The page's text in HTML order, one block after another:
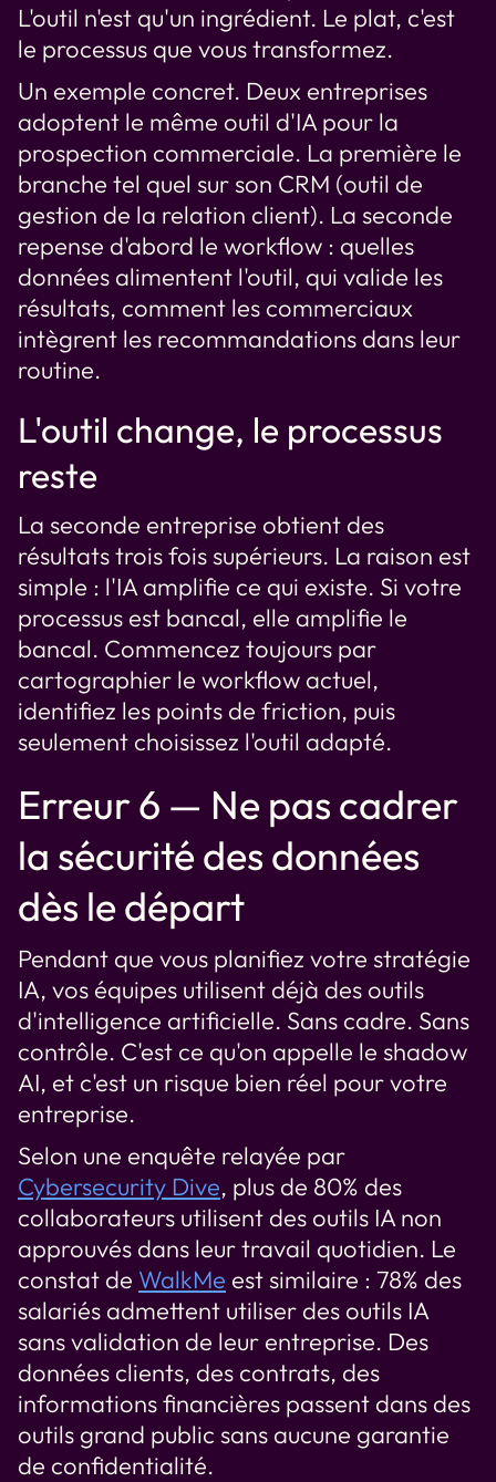
L'outil n'est qu'un ingrédient. Le plat, c'est
le processus que vous transformez.
Un exemple concret. Deux entreprises
adoptent le même outil d'IA pour la
prospection commerciale. La première le
branche tel quel sur son CRM (outil de
gestion de la relation client). La seconde
repense d'abord le workflow : quelles
données alimentent l'outil, qui valide les
résultats, comment les commerciaux
intègrent les recommandations dans leur
routine.
L'outil change, le processus
reste
La seconde entreprise obtient des
résultats trois fois supérieurs. La raison est
simple : l'IA amplifie ce qui existe. Si votre
processus est bancal, elle amplifie le
bancal. Commencez toujours par
cartographier le workflow actuel,
identifiez les points de friction, puis
seulement choisissez l'outil adapté.
Erreur 6 — Ne pas cadrer
la sécurité des données
dès le départ
Pendant que vous planifiez votre stratégie
IA, vos équipes utilisent déjà des outils
d'intelligence artificielle. Sans cadre. Sans
contrôle. C'est ce qu'on appelle le shadow
AI, et c'est un risque bien réel pour votre
entreprise.
Selon une enquête relayée par
Cybersecurity Dive, plus de 80% des
collaborateurs utilisent des outils IA non
approuvés dans leur travail quotidien. Le
constat de WalkMe est similaire : 78% des
salariés admettent utiliser des outils IA
sans validation de leur entreprise. Des
données clients, des contrats, des
informations financières passent dans des
outils grand public sans aucune garantie
de confidentialité.